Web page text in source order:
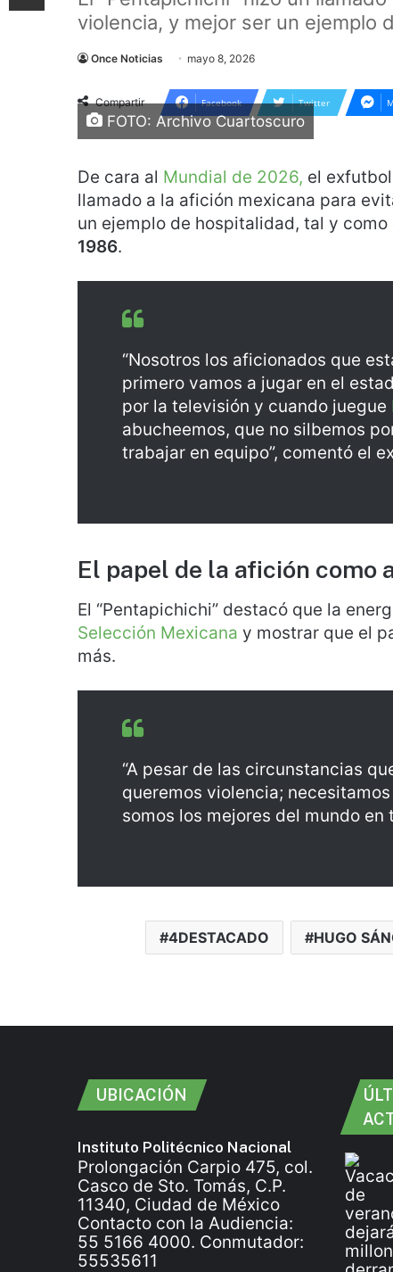
violencia, y mejor ser un ejemplo
Once Noticias mayo 8, 2026
Compartir Facebook Twitter
FOTO: Archivo Cuartoscuro
De cara al Mundial de 2026, el
llamado a la afición mexicana para
un ejemplo de hospitalidad, tal y como
1986.
“Nosotros los aficionados que
primero vamos a jugar en el
por la televisión y cuando juegue
abucheemos, que no silbemos
trabajar en equipo”, comentó el
El papel de la afición como
El “Pentapichichi” destacó que la
Selección Mexicana y mostrar que el
más.
“A pesar de las circunstancias
queremos violencia;
somos los mejores del mundo en
4DESTACADO HUGO
UBICACIÓN
Instituto Politécnico Nacional
Prolongación Carpio 475, col.
Casco de Sto. Tomás, C.P.
11340, Ciudad de México
Contacto con la Audiencia:
55 5166 4000. Conmutador:
55535611